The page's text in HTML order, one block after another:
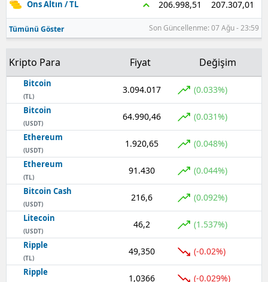
Ons Altın / TL 206.998,51 207.307,01
Tümünü Göster Son Güncellenme: 07 Ağu - 23:59
Kripto Para Fiyat Değişim
Bitcoin
(TL)
3.094.017 (0.033%)
Bitcoin
(USDT)
64.990,46 (0.031%)
Ethereum
(USDT)
1.920,65 (0.048%)
Ethereum
(TL)
91.430 (0.044%)
Bitcoin Cash
(USDT)
216,6 (0.092%)
Litecoin
(USDT)
46,2 (1.537%)
Ripple
(TL)
49,350 (-0.02%)
Ripple
1,0366 (-0.029%)